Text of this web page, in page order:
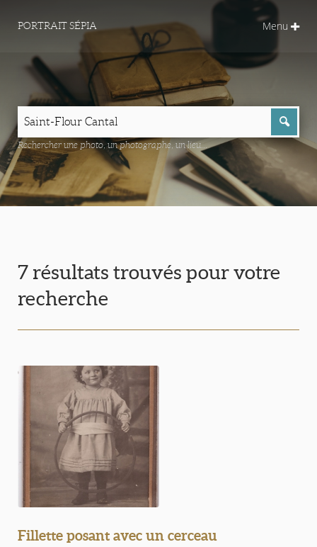
PORTRAIT SÉPIA Menu
Rechercher une photo, un photographe, un lieu...
7 résultats trouvés pour votre
recherche
Fillette posant avec un cerceau